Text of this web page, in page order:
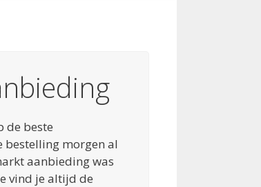
de beste
bestelling morgen al
aanbieding was
vind je altijd de